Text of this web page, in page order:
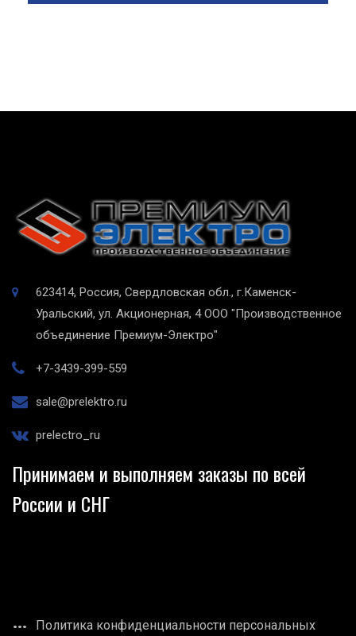
623414, Россия, Свердловская обл., г.Каменск-
Уральский, ул. Акционерная, 4 ООО "Производственное
объединение Премиум-Электро"
+7-3439-399-559
sale@prelektro.ru
prelectro_ru
Принимаем и выполняем заказы по всей
России и СНГ
Политика конфиденциальности персональных